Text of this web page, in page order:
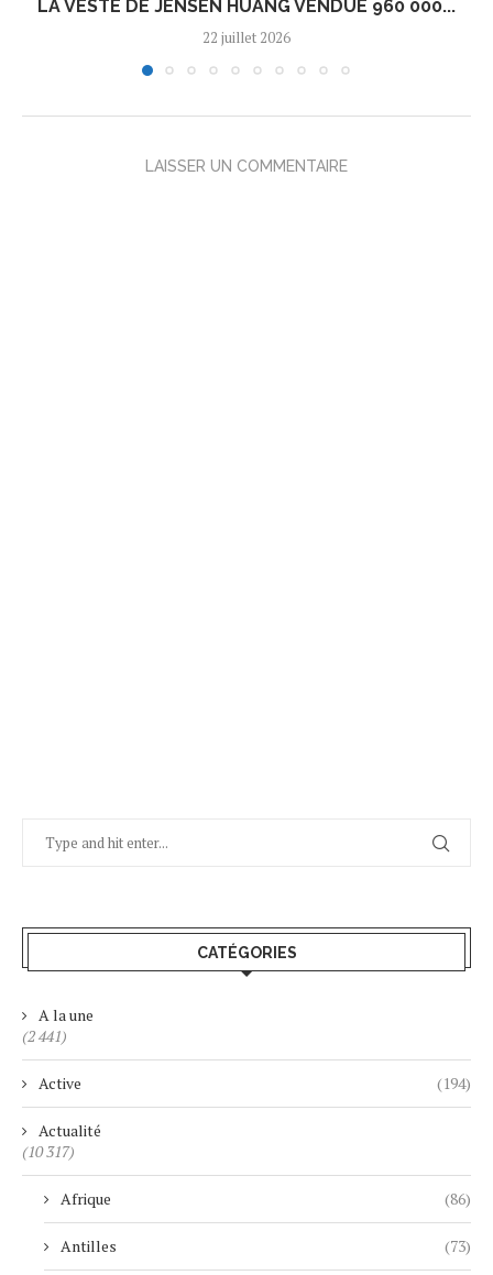
LA VESTE DE JENSEN HUANG VENDUE 960 000...
22 juillet 2026
LAISSER UN COMMENTAIRE
CATÉGORIES
A la une
(2 441)
Active (194)
Actualité
(10 317)
Afrique (86)
Antilles (73)